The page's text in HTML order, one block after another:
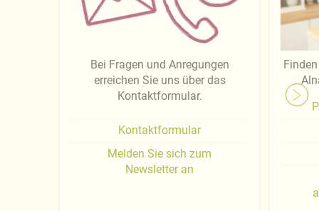
Bei Fragen und Anregungen
erreichen Sie uns über das
Kontaktformular.
Kontaktformular
Melden Sie sich zum
Newsletter an